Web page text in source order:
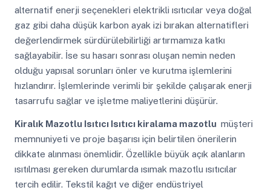
alternatif enerji seçenekleri elektrikli ısıtıcılar veya doğal
gaz gibi daha düşük karbon ayak izi bırakan alternatifleri
değerlendirmek sürdürülebilirliği artırmamıza katkı
sağlayabilir. İse su hasarı sonrası oluşan nemin neden
olduğu yapısal sorunları önler ve kurutma işlemlerini
hızlandırır. İşlemlerinde verimli bir şekilde çalışarak enerji
tasarrufu sağlar ve işletme maliyetlerini düşürür.
Kiralık Mazotlu IsıtıcıIsıtıcı kiralama mazotlu müşteri
memnuniyeti ve proje başarısı için belirtilen önerilerin
dikkate alınması önemlidir. Özellikle büyük açık alanların
ısıtılması gereken durumlarda ısımak mazotlu ısıtıcılar
tercih edilir. Tekstil kağıt ve diğer endüstriyel